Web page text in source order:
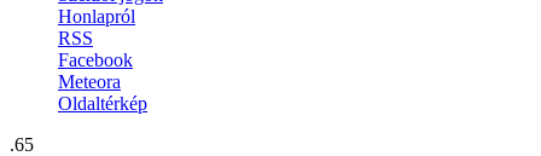
Honlapról
RSS
Facebook
Meteora
Oldaltérkép
.65